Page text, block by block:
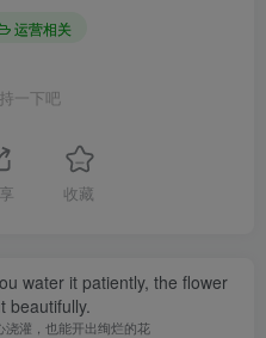
运营相关
一下吧
收藏
water it patiently, the flower
beautifully.
浇灌，也能开出绚烂的花